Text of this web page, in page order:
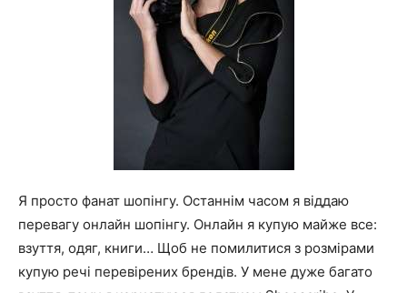
Я просто фанат шопінгу. Останнім часом я віддаю
перевагу онлайн шопінгу. Онлайн я купую майже все:
взуття, одяг, книги… Щоб не помилитися з розмірами
купую речі перевірених брендів. У мене дуже багато